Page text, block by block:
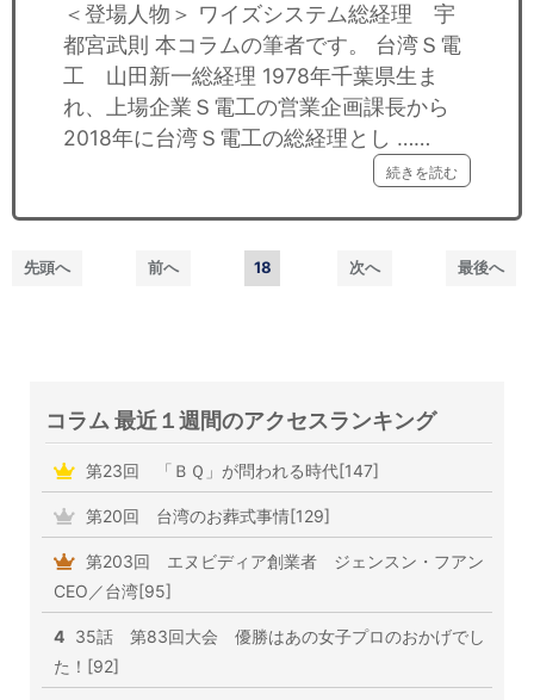
＜登場人物＞ ワイズシステム総経理 宇
都宮武則 本コラムの筆者です。 台湾Ｓ電
工 山田新一総経理 1978年千葉県生ま
れ、上場企業Ｓ電工の営業企画課長から
2018年に台湾Ｓ電工の総経理とし ……
続きを読む
先頭へ 前へ 18 次へ 最後へ
コラム 最近１週間のアクセスランキング
第23回 「ＢＱ」が問われる時代[147]
第20回 台湾のお葬式事情[129]
第203回 エヌビディア創業者 ジェンスン・フアン
CEO／台湾[95]
4 35話 第83回大会 優勝はあの女子プロのおかげでし
た！[92]